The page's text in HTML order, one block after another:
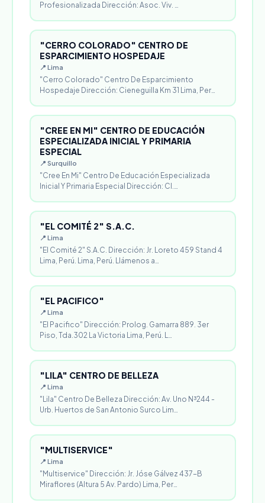
Profesionalizada Dirección: Asoc. Viv. …
"CERRO COLORADO" CENTRO DE
ESPARCIMIENTO HOSPEDAJE
📍 Lima
"Cerro Colorado" Centro De Esparcimiento
Hospedaje Dirección: Cieneguilla Km 31 Lima, Per…
"CREE EN MI" CENTRO DE EDUCACIÓN
ESPECIALIZADA INICIAL Y PRIMARIA
ESPECIAL
📍 Surquillo
"Cree En Mi" Centro De Educación Especializada
Inicial Y Primaria Especial Dirección: Cl.…
"EL COMITÉ 2" S.A.C.
📍 Lima
"El Comité 2" S.A.C. Dirección: Jr. Loreto 459 Stand 4
Lima, Perú. Lima, Perú. Llámenos a…
"EL PACIFICO"
📍 Lima
"El Pacifico" Dirección: Prolog. Gamarra 889. 3er
Piso, Tda.302 La Victoria Lima, Perú. L…
"LILA" CENTRO DE BELLEZA
📍 Lima
"Lila" Centro De Belleza Dirección: Av. Uno N³244 -
Urb. Huertos de San Antonio Surco Lim…
"MULTISERVICE"
📍 Lima
"Multiservice" Dirección: Jr. Jóse Gálvez 437-B
Miraflores (Altura 5 Av. Pardo) Lima, Per…